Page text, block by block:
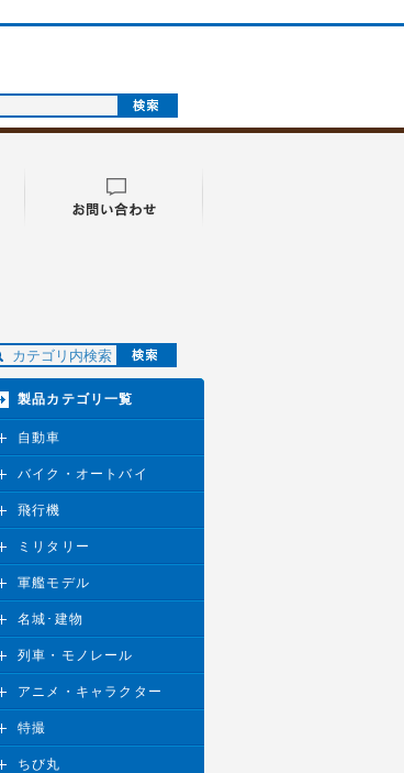
製品カテゴリ一覧
自動車
バイク・オートバイ
飛行機
ミリタリー
軍艦モデル
名城･建物
列車・モノレール
アニメ・キャラクター
特撮
ちび丸